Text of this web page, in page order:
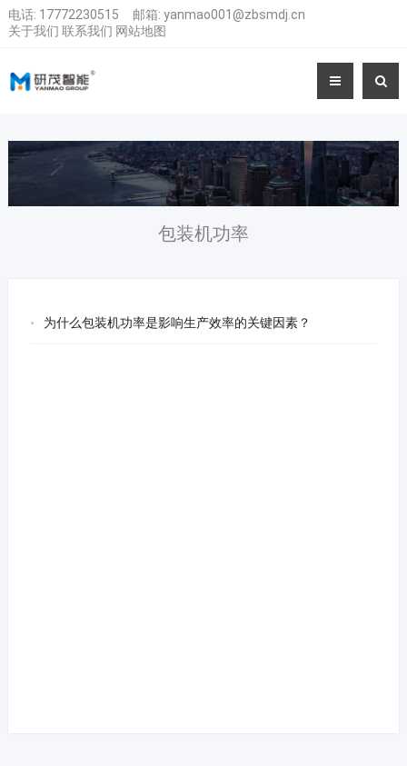
电话: 17772230515 邮箱: yanmao001@zbsmdj.cn
关于我们 联系我们 网站地图
包装机功率
为什么包装机功率是影响生产效率的关键因素？